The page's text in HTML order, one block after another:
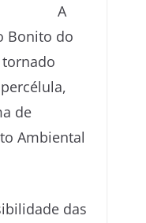
A
Bonito do
de
Ambiental
das